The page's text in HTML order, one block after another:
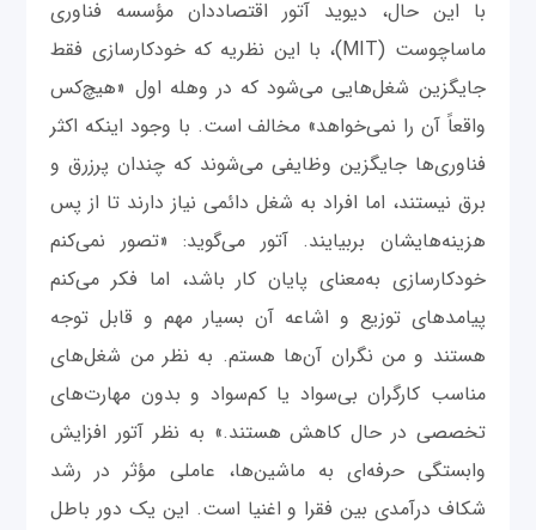
با این حال، دیوید آتور اقتصاددان مؤسسه فناوری
ماساچوست (MIT)، با این نظریه که خودکارسازی فقط
جایگزین شغل‌هایی می‌شود که در وهله اول «هیچ‌کس
واقعاً آن را نمی‌خواهد» مخالف است. با وجود اینکه اکثر
فناوری‌ها جایگزین وظایفی می‌شوند که چندان پرزرق و
برق نیستند، اما افراد به شغل دائمی نیاز دارند تا از پس
هزینه‌هایشان بربیایند. آتور می‌گوید: «تصور نمی‌کنم
خودکارسازی به‌معنای پایان کار باشد، اما فکر می‌کنم
پیامدهای توزیع و اشاعه آن بسیار مهم و قابل توجه
هستند و من نگران آن‌ها هستم. به نظر من شغل‌های
مناسب کارگران بی‌سواد یا کم‌سواد و بدون مهارت‌های
تخصصی در حال کاهش هستند.» به نظر آتور افزایش
وابستگی حرفه‌ای به ماشین‌ها، عاملی مؤثر در رشد
شکاف درآمدی بین فقرا و اغنیا است. این یک دور باطل